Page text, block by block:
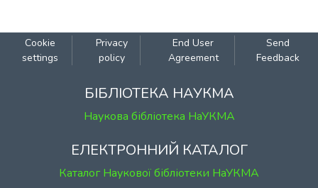
Cookie
settings
Privacy
policy
End User
Agreement
Send
Feedback
БІБЛІОТЕКА НАУКМА
Наукова бібліотека НаУКМА
ЕЛЕКТРОННИЙ КАТАЛОГ
Каталог Наукової бібліотеки НаУКМА